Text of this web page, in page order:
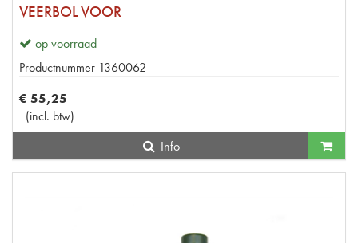
VEERBOL VOOR
op voorraad
Productnummer 1360062
€ 55,25
(incl. btw)
Info